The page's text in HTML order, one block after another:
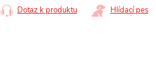
Dotaz k produktu Hlídací pes